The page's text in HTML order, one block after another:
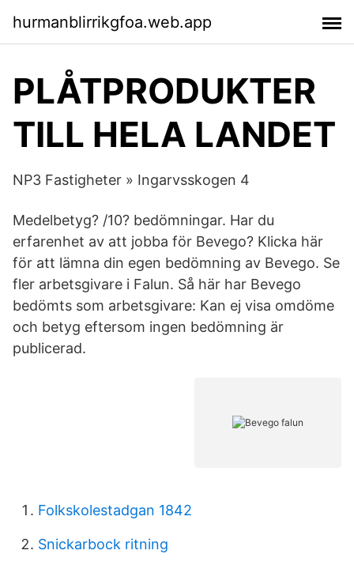
hurmanblirrikgfoa.web.app
PLÅTPRODUKTER
TILL HELA LANDET
NP3 Fastigheter » Ingarvsskogen 4
Medelbetyg? /10? bedömningar. Har du
erfarenhet av att jobba för Bevego? Klicka här
för att lämna din egen bedömning av Bevego. Se
fler arbetsgivare i Falun. Så här har Bevego
bedömts som arbetsgivare: Kan ej visa omdöme
och betyg eftersom ingen bedömning är
publicerad.
Folkskolestadgan 1842
Snickarbock ritning